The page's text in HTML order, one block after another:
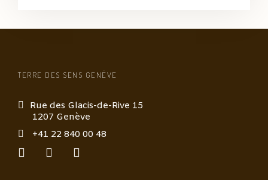
TERRE DES SENS GENÈVE
Rue des Glacis-de-Rive 15
1207 Genève
+41 22 840 00 48